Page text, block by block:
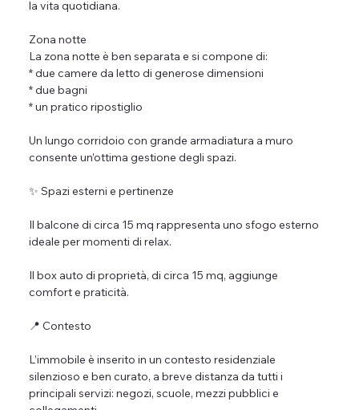
la vita quotidiana.
Zona notte
La zona notte è ben separata e si compone di:
* due camere da letto di generose dimensioni
* due bagni
* un pratico ripostiglio
Un lungo corridoio con grande armadiatura a muro
consente un’ottima gestione degli spazi.
✨ Spazi esterni e pertinenze
Il balcone di circa 15 mq rappresenta uno sfogo esterno
ideale per momenti di relax.
Il box auto di proprietà, di circa 15 mq, aggiunge
comfort e praticità.
📍 Contesto
L’immobile è inserito in un contesto residenziale
silenzioso e ben curato, a breve distanza da tutti i
principali servizi: negozi, scuole, mezzi pubblici e